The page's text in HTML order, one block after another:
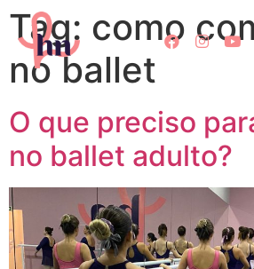
Tag: como
no ballet
O que preciso
no ballet adulto?